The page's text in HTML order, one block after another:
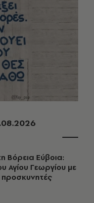
Βόρεια Εύβοια:
Αγίου Γεωργίου με